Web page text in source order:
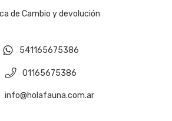
de Cambio y devolución
541165675386
01165675386
info@holafauna.com.ar